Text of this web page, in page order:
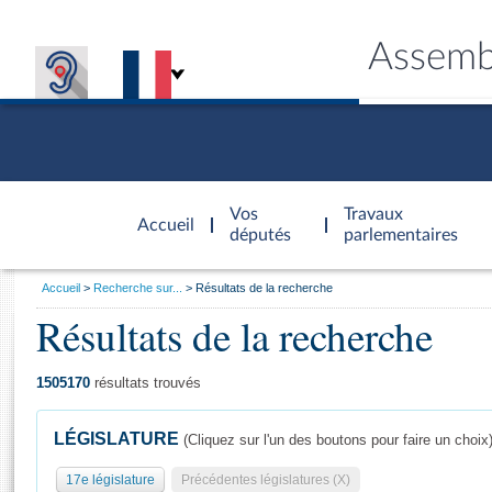
Accueil
d'accueil
Vos
députés
Travaux
parlementaires
Général
Vous
Accueil Recherche sur... Résultats de la recherche
Résultats de la recherche
1505170 résultats trouvés
LÉGISLATURE (Cliquez sur l'un des boutons pour faire un choix)
17e législature Précédentes législatures (X)